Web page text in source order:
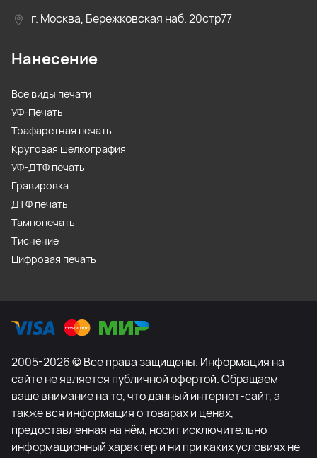
г. Москва, Бережковская наб. 20стр77
Нанесение
Все виды печати
УФ-Печать
Трафаретная печать
Круговая шелкография
УФ-ДТФ печать
Гравировка
ДТФ печать
Тампопечать
Тиснение
Цифровая печать
2005-2026 © Все права защищены. Информация на
сайте не является публичной офертой. Обращаем
ваше внимание на то, что данный интернет-сайт, а
также вся информация о товарах и ценах,
предоставленная на нём, носит исключительно
информационный характер и ни при каких условиях не